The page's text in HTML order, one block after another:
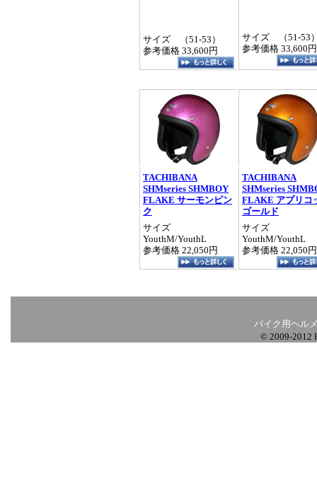
サイズ （51‐53）
参考価格 33,600円
サイズ （51‐53
参考価格 33,600円
TACHIBANA
SHMseries SHMBOY
FLAKE サーモンピン
ク
サイズ
YouthM/YouthL
参考価格 22,050円
TACHIBANA
SHMseries
FLAKE アプリコ
ゴールド
サイズ
YouthM/YouthL
参考価格 22,050円
バイク用ヘル
© 2009-2012